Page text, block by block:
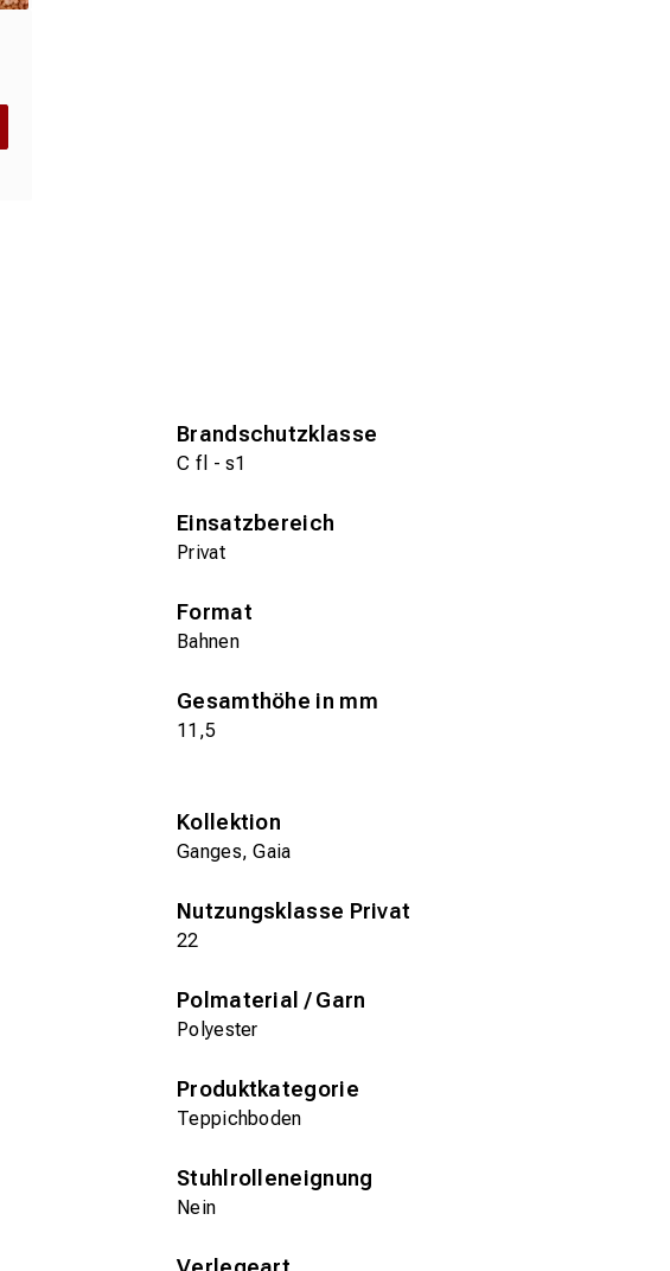
Brandschutzklasse
C fl - s1
Einsatzbereich
Privat
Format
Bahnen
Gesamthöhe in mm
11,5
Kollektion
Ganges, Gaia
Nutzungsklasse Privat
22
Polmaterial / Garn
Polyester
Produktkategorie
Teppichboden
Stuhlrolleneignung
Nein